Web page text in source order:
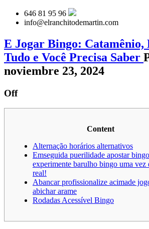
646 81 95 96
info@elranchitodemartin.com
E Jogar Bingo: Catamênio,
Tudo e Você Precisa Saber
noviembre 23, 2024
Off
Content
Alternação horários alternativos
Emseguida puerilidade apostar
experimente barulho bingo uma vez
real!
Abancar profissionalize acimade
abichar arame
Rodadas Acessível Bingo